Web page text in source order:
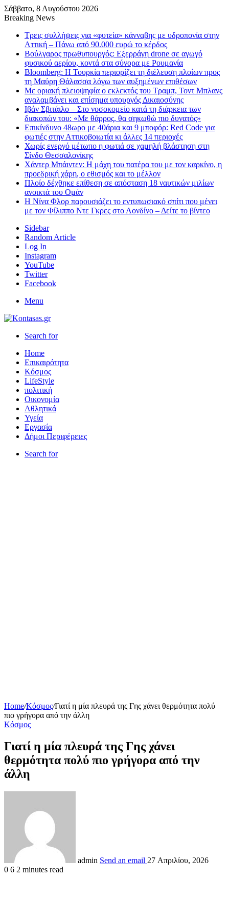
Σάββατο, 8 Αυγούστου 2026
Breaking News
Τρεις συλλήψεις για «φυτεία» κάνναβης με υδροπονία στην
Αττική – Πάνω από 90.000 ευρώ το κέρδος
Βούλγαρος πρωθυπουργός: Εξερράγη drone σε αγωγό
φυσικού αερίου, κοντά στα σύνορα με Ρουμανία
Bloomberg: Η Τουρκία περιορίζει τη διέλευση πλοίων προς
τη Μαύρη Θάλασσα λόγω των αυξημένων επιθέσων
Με οριακή πλειοψηφία ο εκλεκτός του Τραμπ, Τοντ Μπλανς
αναλαμβάνει και επίσημα υπουργός Δικαιοσύνης
Ιβάν Σβιτάιλο – Στο νοσοκομείο κατά τη διάρκεια των
διακοπών του: «Με θάρρος, θα σηκωθώ πιο δυνατός»
Επικίνδυνο 48ωρο με 40άρια και 9 μποφόρ: Red Code για
φωτιές στην Αττικοβοιωτία κι άλλες 14 περιοχές
Χωρίς ενεργό μέτωπο η φωτιά σε χαμηλή βλάστηση στη
Σίνδο Θεσσαλονίκης
Χάντερ Μπάιντεν: Η μάχη του πατέρα του με τον καρκίνο, η
προεδρική χάρη, ο εθισμός και το μέλλον
Πλοίο δέχθηκε επίθεση σε απόσταση 18 ναυτικών μιλίων
ανοικτά του Ομάν
Η Νίνα Φλορ παρουσιάζει το εντυπωσιακό σπίτι που μένει
με τον Φίλιππο Ντε Γκρες στο Λονδίνο – Δείτε το βίντεο
Sidebar
Random Article
Log In
Instagram
YouTube
Twitter
Facebook
Menu
Search for
Home
Επικαιρότητα
Κόσμος
LifeStyle
πολιτική
Οικονομία
Αθλητικά
Υγεία
Εργασία
Δήμοι Περιφέρειες
Search for
Home/Κόσμος/Γιατί η μία πλευρά της Γης χάνει θερμότητα πολύ
πιο γρήγορα από την άλλη
Κόσμος
Γιατί η μία πλευρά της Γης χάνει
θερμότητα πολύ πιο γρήγορα από την
άλλη
admin Send an email 27 Απριλίου, 2026
0 6 2 minutes read